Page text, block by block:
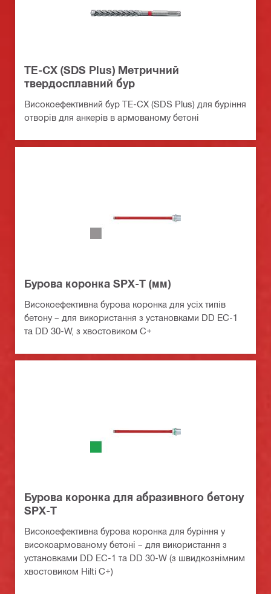
TE-CX (SDS Plus) Метричний
твердосплавний бур
Високоефективний бур TE-CX (SDS Plus) для буріння
отворів для анкерів в армованому бетоні
Бурова коронка SPX-T (мм)
Високоефективна бурова коронка для усіх типів
бетону – для використання з установками DD EC-1
та DD 30-W, з хвостовиком C+
Бурова коронка для абразивного бетону
SPX-T
Високоефективна бурова коронка для буріння у
високоармованому бетоні – для використання з
установками DD EC-1 та DD 30-W (з швидкознімним
хвостовиком Hilti C+)